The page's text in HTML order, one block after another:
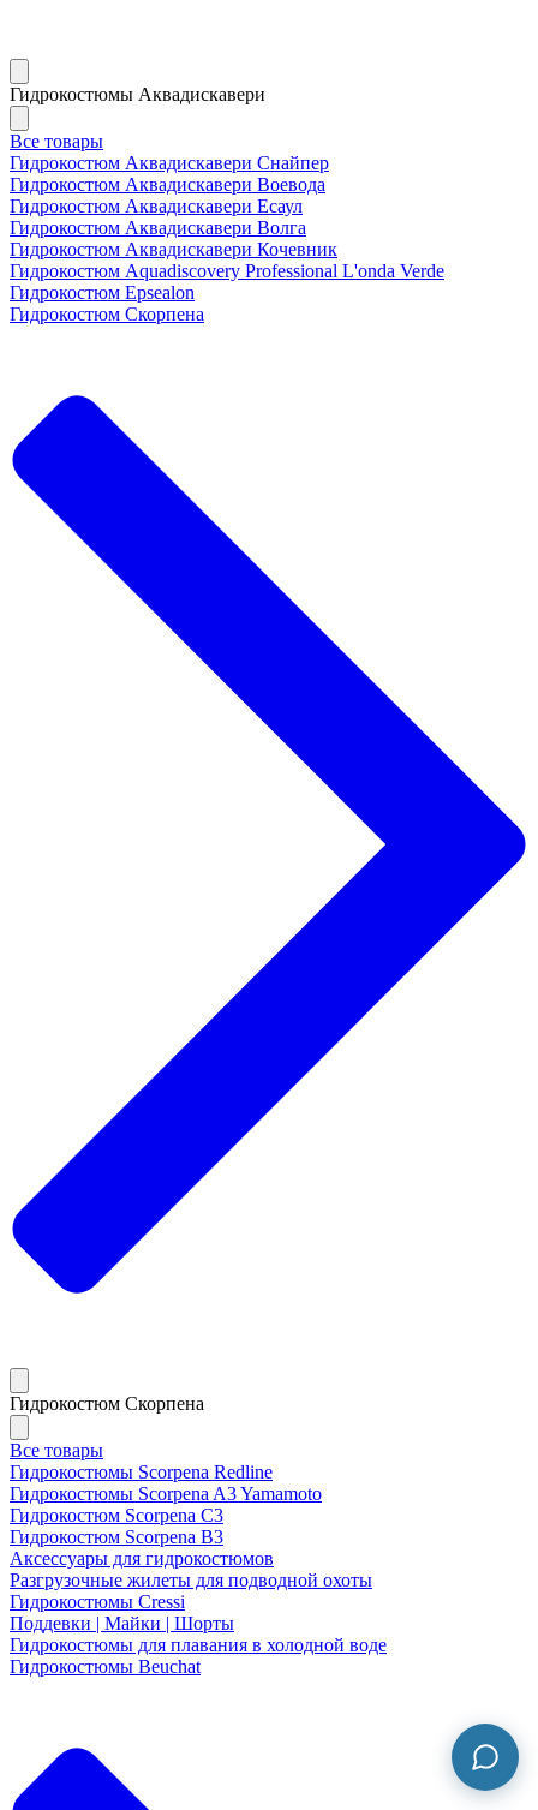
Гидрокостюмы Аквадискавери
Все товары
Гидрокостюм Аквадискавери Снайпер
Гидрокостюм Аквадискавери Воевода
Гидрокостюм Аквадискавери Есаул
Гидрокостюм Аквадискавери Волга
Гидрокостюм Аквадискавери Кочевник
Гидрокостюм Aquadiscovery Professional L'onda Verde
Гидрокостюм Epsealon
Гидрокостюм Скорпена
Гидрокостюм Скорпена
Все товары
Гидрокостюмы Scorpena Redline
Гидрокостюмы Scorpena A3 Yamamoto
Гидрокостюм Scorpena C3
Гидрокостюм Scorpena B3
Аксессуары для гидрокостюмов
Разгрузочные жилеты для подводной охоты
Гидрокостюмы Cressi
Поддевки | Майки | Шорты
Гидрокостюмы для плавания в холодной воде
Гидрокостюмы Beuchat